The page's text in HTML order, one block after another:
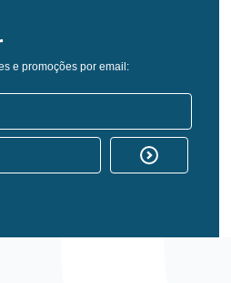
e promoções por email: